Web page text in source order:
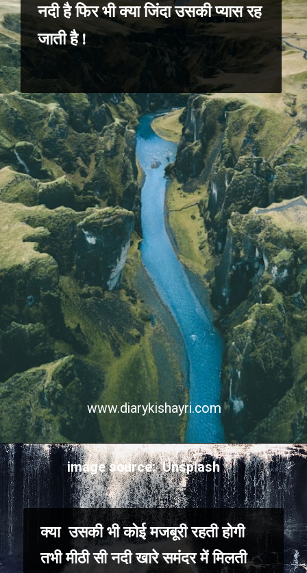
नदी है फिर भी क्या जिंदा उसकी प्यास रह
जाती है !
www.diarykishayri.com
क्या उसकी भी कोई मजबूरी रहती होगी
तभी मीठी सी नदी खारे समंदर में मिलती
image source: Unsplash